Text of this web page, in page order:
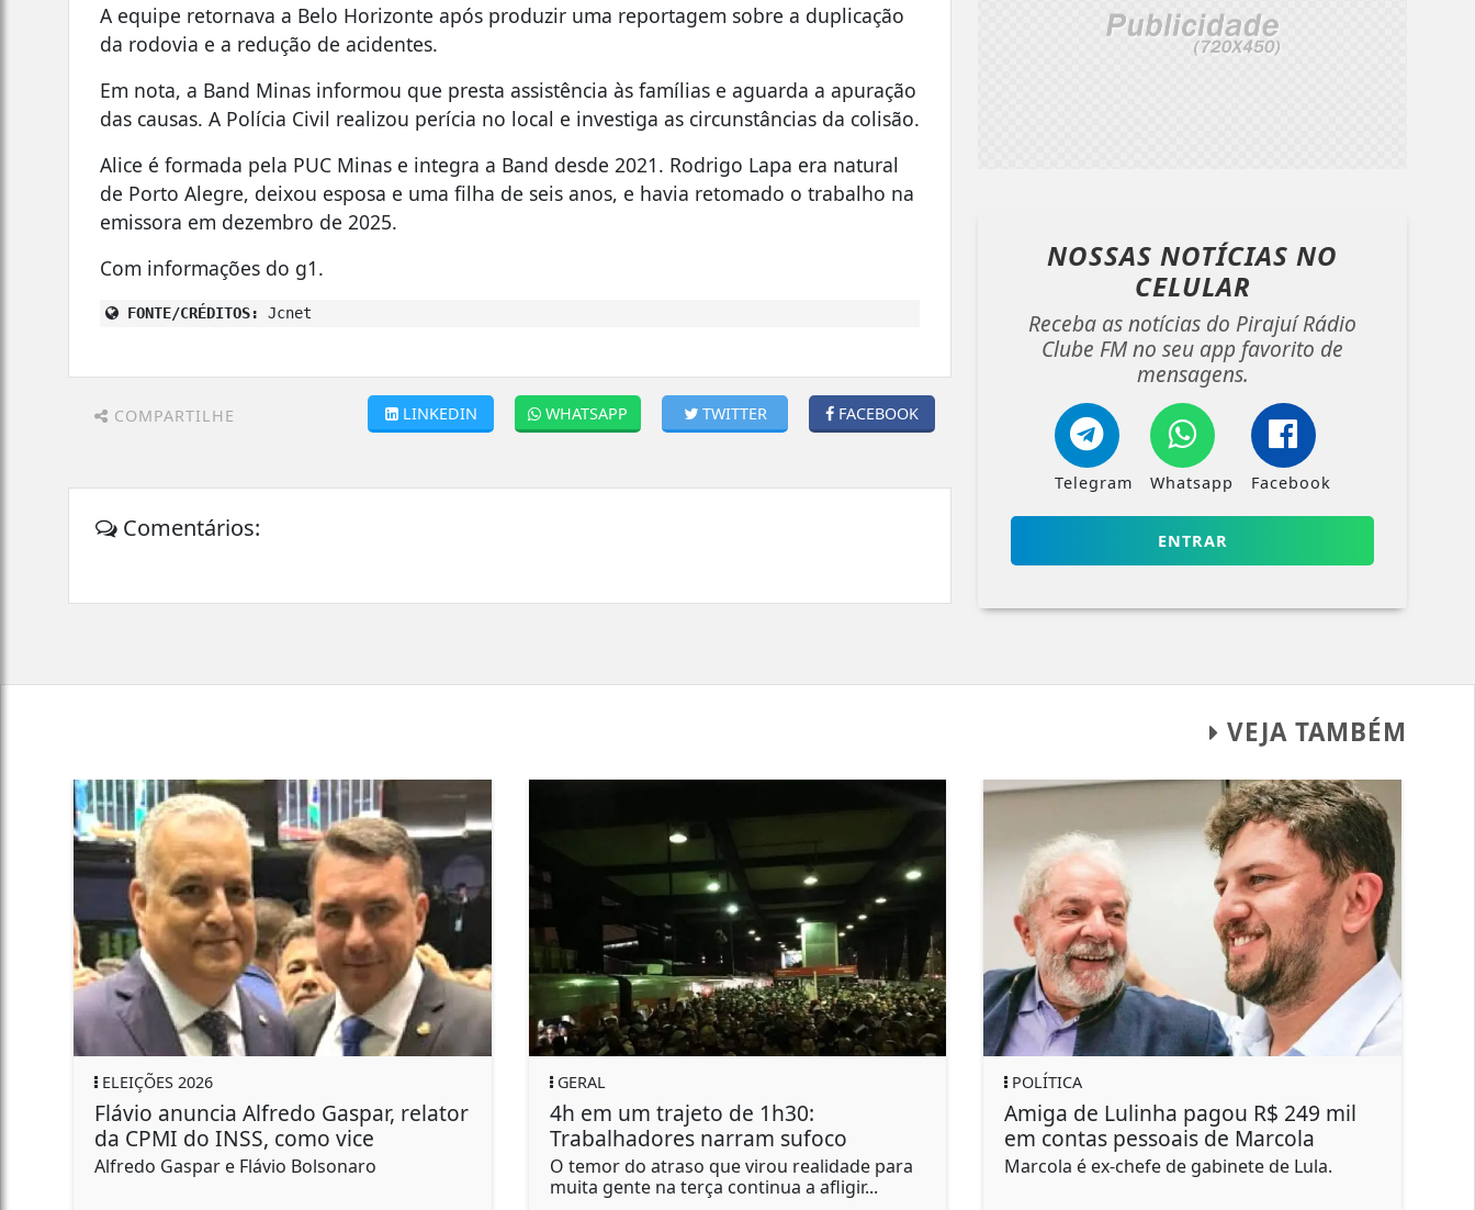
A equipe retornava a Belo Horizonte após produzir uma reportagem sobre a duplicação
da rodovia e a redução de acidentes.
Em nota, a Band Minas informou que presta assistência às famílias e aguarda a apuração
das causas. A Polícia Civil realizou perícia no local e investiga as circunstâncias da colisão.
Alice é formada pela PUC Minas e integra a Band desde 2021. Rodrigo Lapa era natural
de Porto Alegre, deixou esposa e uma filha de seis anos, e havia retomado o trabalho na
emissora em dezembro de 2025.
Com informações do g1.
FONTE/CRÉDITOS: Jcnet
COMPARTILHE FACEBOOK
TWITTER
WHATSAPP
LINKEDIN
Comentários:
NOSSAS NOTÍCIASNO
CELULAR
Receba as notícias do Pirajuí Rádio
Clube FM no seu app favorito de
mensagens.
Telegram Whatsapp Facebook
ENTRAR
VEJA TAMBÉM
ELEIÇÕES 2026
Flávio anuncia Alfredo Gaspar, relator
da CPMI do INSS, como vice
Alfredo Gaspar e Flávio Bolsonaro
GERAL
4h em um trajeto de 1h30:
Trabalhadores narram sufoco
O temor do atraso que virou realidade para
muita gente na terça continua a afligir...
POLÍTICA
Amiga de Lulinha pagou R$ 249 mil
em contas pessoais de Marcola
Marcola é ex-chefe de gabinete de Lula.